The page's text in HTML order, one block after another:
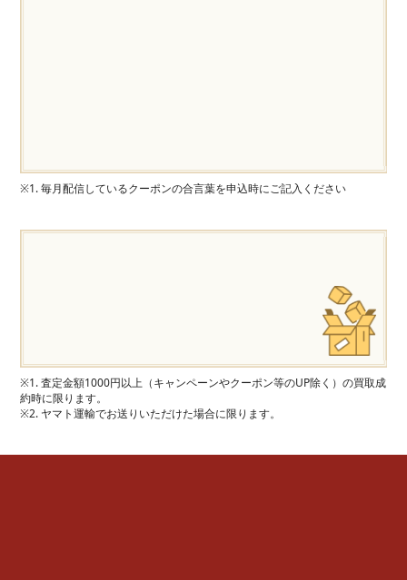
※1. 毎月配信しているクーポンの合言葉を申込時にご記入ください
※1. 査定金額1000円以上（キャンペーンやクーポン等のUP除く）の買取成
約時に限ります。
※2. ヤマト運輸でお送りいただけた場合に限ります。